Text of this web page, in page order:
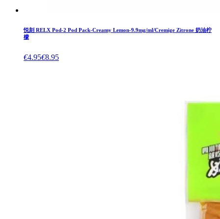
悦刻 RELX Pod-2 Pod Pack-Creamy Lemon-9.9mg/ml/Cremige Zitrone 奶油柠
檬
€4.95€8.95